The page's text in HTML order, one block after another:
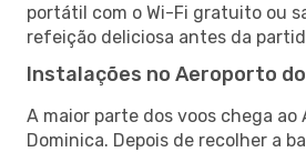
portátil com o Wi-Fi gratuito ou
refeição deliciosa antes da
Instalações no Aeroporto
A maior parte dos voos chega ao
Dominica. Depois de recolher a